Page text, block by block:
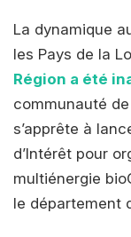
La dynamique
les Pays de la
Région a été
communauté
s’apprête à
d’Intérêt pour
multiénergie
le département